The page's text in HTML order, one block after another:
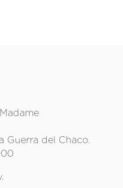
Guerra del Chaco.